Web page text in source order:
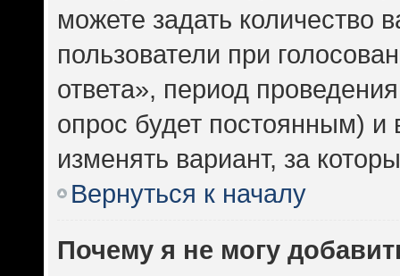
можете задать количество
пользователи при
ответа», период
опрос будет постоянным) и
изменять вариант, за
Вернуться к началу
Почему я не могу